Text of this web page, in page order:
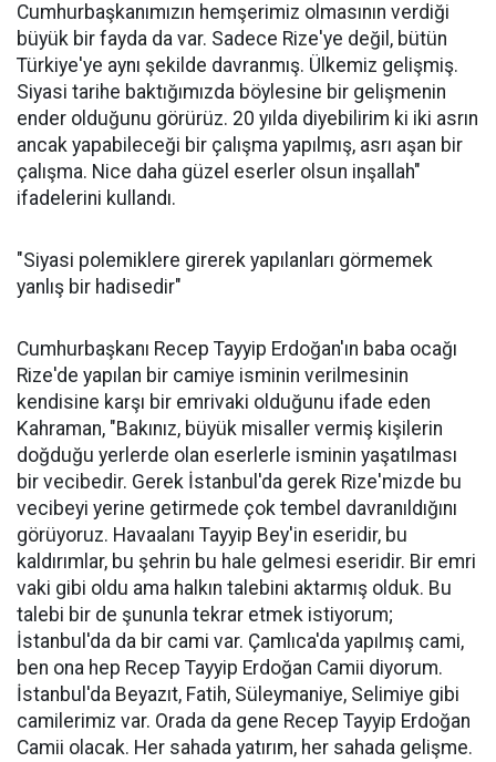
Cumhurbaşkanımızın hemşerimiz olmasının verdiği
büyük bir fayda da var. Sadece Rize'ye değil, bütün
Türkiye'ye aynı şekilde davranmış. Ülkemiz gelişmiş.
Siyasi tarihe baktığımızda böylesine bir gelişmenin
ender olduğunu görürüz. 20 yılda diyebilirim ki iki asrın
ancak yapabileceği bir çalışma yapılmış, asrı aşan bir
çalışma. Nice daha güzel eserler olsun inşallah"
ifadelerini kullandı.
"Siyasi polemiklere girerek yapılanları görmemek
yanlış bir hadisedir"
Cumhurbaşkanı Recep Tayyip Erdoğan'ın baba ocağı
Rize'de yapılan bir camiye isminin verilmesinin
kendisine karşı bir emrivaki olduğunu ifade eden
Kahraman, "Bakınız, büyük misaller vermiş kişilerin
doğduğu yerlerde olan eserlerle isminin yaşatılması
bir vecibedir. Gerek İstanbul'da gerek Rize'mizde bu
vecibeyi yerine getirmede çok tembel davranıldığını
görüyoruz. Havaalanı Tayyip Bey'in eseridir, bu
kaldırımlar, bu şehrin bu hale gelmesi eseridir. Bir emri
vaki gibi oldu ama halkın talebini aktarmış olduk. Bu
talebi bir de şununla tekrar etmek istiyorum;
İstanbul'da da bir cami var. Çamlıca'da yapılmış cami,
ben ona hep Recep Tayyip Erdoğan Camii diyorum.
İstanbul'da Beyazıt, Fatih, Süleymaniye, Selimiye gibi
camilerimiz var. Orada da gene Recep Tayyip Erdoğan
Camii olacak. Her sahada yatırım, her sahada gelişme.